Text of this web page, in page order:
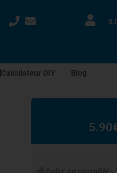
Calculateur DIY Blog
5.90